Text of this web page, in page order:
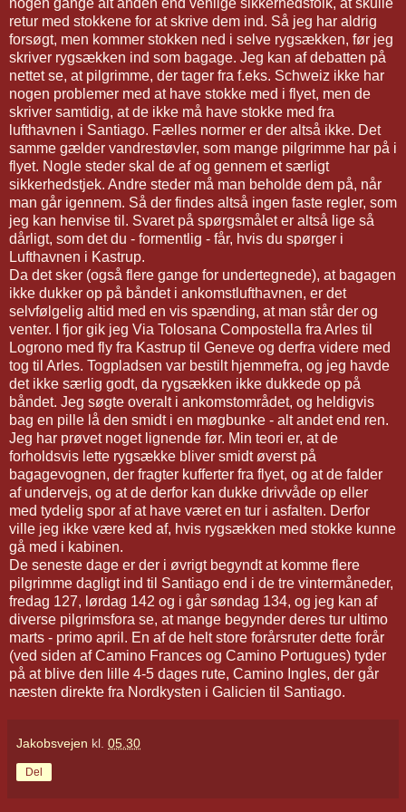
retur med stokkene for at skrive dem ind. Så jeg har aldrig
forsøgt, men kommer stokken ned i selve rygsækken, før jeg
skriver rygsækken ind som bagage. Jeg kan af debatten på
nettet se, at pilgrimme, der tager fra f.eks. Schweiz ikke har
nogen problemer med at have stokke med i flyet, men de
skriver samtidig, at de ikke må have stokke med fra
lufthavnen i Santiago. Fælles normer er der altså ikke. Det
samme gælder vandrestøvler, som mange pilgrimme har på i
flyet. Nogle steder skal de af og gennem et særligt
sikkerhedstjek. Andre steder må man beholde dem på, når
man går igennem. Så der findes altså ingen faste regler, som
jeg kan henvise til. Svaret på spørgsmålet er altså lige så
dårligt, som det du - formentlig - får, hvis du spørger i
Lufthavnen i Kastrup.
Da det sker (også flere gange for undertegnede), at bagagen
ikke dukker op på båndet i ankomstlufthavnen, er det
selvfølgelig altid med en vis spænding, at man står der og
venter. I fjor gik jeg Via Tolosana Compostella fra Arles til
Logrono med fly fra Kastrup til Geneve og derfra videre med
tog til Arles. Togpladsen var bestilt hjemmefra, og jeg havde
det ikke særlig godt, da rygsækken ikke dukkede op på
båndet. Jeg søgte overalt i ankomstområdet, og heldigvis
bag en pille lå den smidt i en møgbunke - alt andet end ren.
Jeg har prøvet noget lignende før. Min teori er, at de
forholdsvis lette rygsække bliver smidt øverst på
bagagevognen, der fragter kufferter fra flyet, og at de falder
af undervejs, og at de derfor kan dukke drivvåde op eller
med tydelig spor af at have været en tur i asfalten. Derfor
ville jeg ikke være ked af, hvis rygsækken med stokke kunne
gå med i kabinen.
De seneste dage er der i øvrigt begyndt at komme flere
pilgrimme dagligt ind til Santiago end i de tre vintermåneder,
fredag 127, lørdag 142 og i går søndag 134, og jeg kan af
diverse pilgrimsfora se, at mange begynder deres tur ultimo
marts - primo april. En af de helt store forårsruter dette forår
(ved siden af Camino Frances og Camino Portugues) tyder
på at blive den lille 4-5 dages rute, Camino Ingles, der går
næsten direkte fra Nordkysten i Galicien til Santiago.
Jakobsvejen kl. 05.30
Del